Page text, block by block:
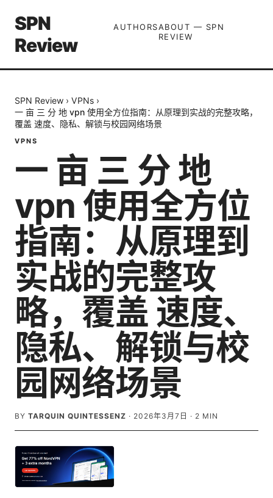
SPN
Review
AUTHORSABOUT — SPN
REVIEW
SPN Review › VPNs ›
一 亩 三 分 地 vpn 使用全方位指南：从原理到实战的完整攻略，
覆盖 速度、隐私、解锁与校园网络场景
VPNS
一 亩 三 分 地
vpn 使用全方位
指南：从原理到
实战的完整攻
略，覆盖 速度、
隐私、解锁与校
园网络场景
BY TARQUIN QUINTESSENZ · 2026年3月7日 · 2 MIN